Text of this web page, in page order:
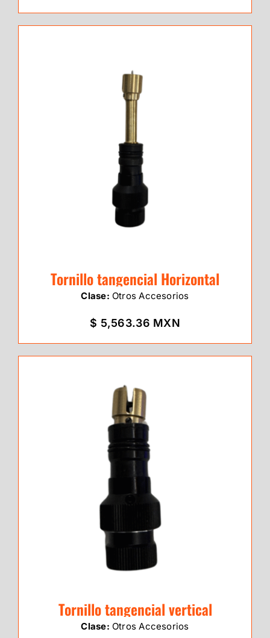
Tornillo tangencial Horizontal
Clase: Otros Accesorios
$ 5,563.36 MXN
Tornillo tangencial vertical
Clase: Otros Accesorios